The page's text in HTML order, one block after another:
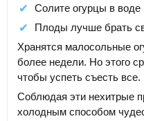
Солите огурцы в воде
Плоды лучше брать
Хранятся малосольные
более недели. Но этого
чтобы успеть съесть все.
Соблюдая эти нехитрые
холодным способом